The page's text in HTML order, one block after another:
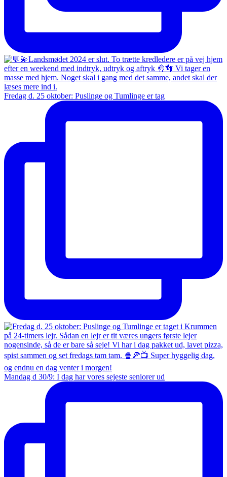
Fredag d. 25 oktober: Puslinge og Tumlinge er tag
Mandag d 30/9: I dag har vores sejeste seniorer ud